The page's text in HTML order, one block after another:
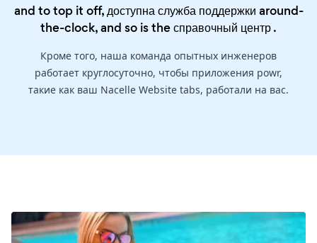
and to top it off, доступна служба поддержки around-
the-clock, and so is theсправочный центр.
Кроме того, наша команда опытных инженеров
работает круглосуточно, чтобы приложения powr,
такие как ваш Nacelle Website tabs, работали на вас.